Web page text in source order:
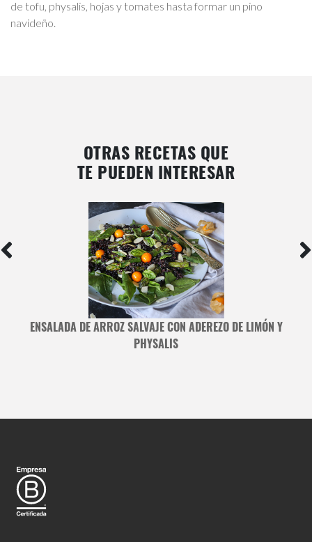
de tofu, physalis, hojas y tomates hasta formar un pino
navideño.
OTRAS RECETAS QUE
TE PUEDEN INTERESAR
ENSALADA DE ARROZ SALVAJE CON ADEREZO DE LIMÓN Y
PHYSALIS